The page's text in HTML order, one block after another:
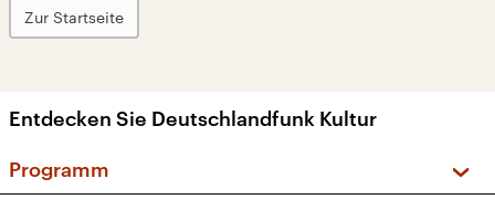
Zur Startseite
Entdecken Sie Deutschlandfunk Kultur
Programm